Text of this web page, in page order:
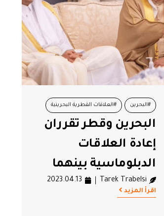
#البحرين #العلاقات القطرية البحرينية
#حصار قطر #قطر
#مجلس التعاون الخليجي
البحرين وقطر تقرران
إعادة العلاقات
الدبلوماسية بينهما
Tarek Trabelsi
2023.04.13
اقرأ المزيد